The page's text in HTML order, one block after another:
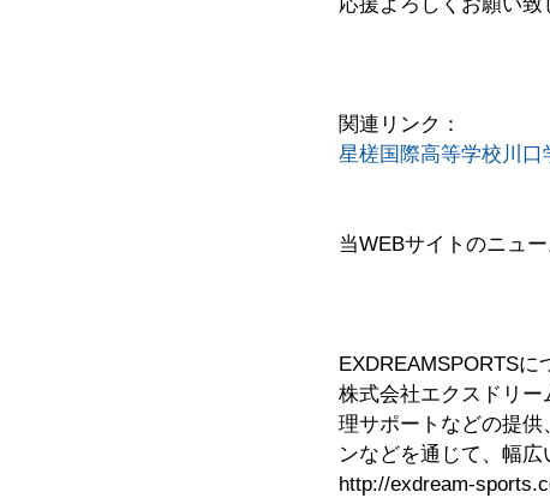
関連リンク：
星槎国際高等学校川
当WEBサイトのニュ
EXDREAMSPORTSに
株式会社エクスドリ
理サポートなどの提供
ンなどを通じて、幅
http://exdream-